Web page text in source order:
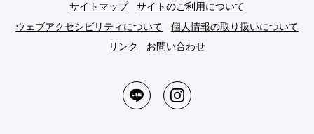
サイトマップ
サイトのご利用について
ウェブアクセシビリティについて
個人情報の取り扱いについて
リンク
お問い合わせ